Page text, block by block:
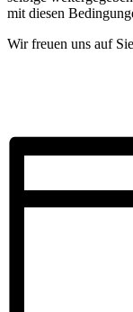
mit diesen
Wir freuen uns auf